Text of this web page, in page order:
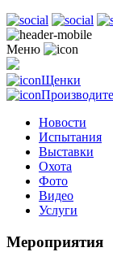
Меню
Щенки
Новости
Испытания
Выставки
Охота
Фото
Видео
Услуги
Мероприятия